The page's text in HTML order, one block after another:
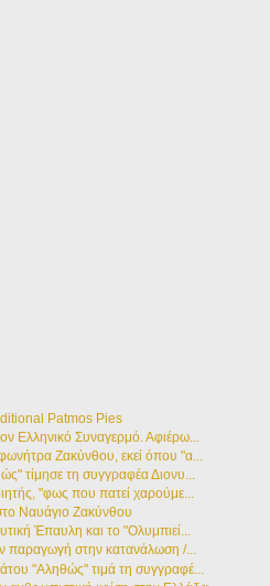
Patmos Pies
Ελληνικό Συναγερμό. Αφιέρω...
Ζακύνθου, εκεί όπου "α...
τίμησε τη συγγραφέα Διονυ...
"φως που πατεί χαρούμε...
Ναυάγιο Ζακύνθου
Έπαυλη και το "Ολυμπιεί...
παραγωγή στην κατανάλωση /...
"Αληθώς" τιμά τη συγγραφέ...